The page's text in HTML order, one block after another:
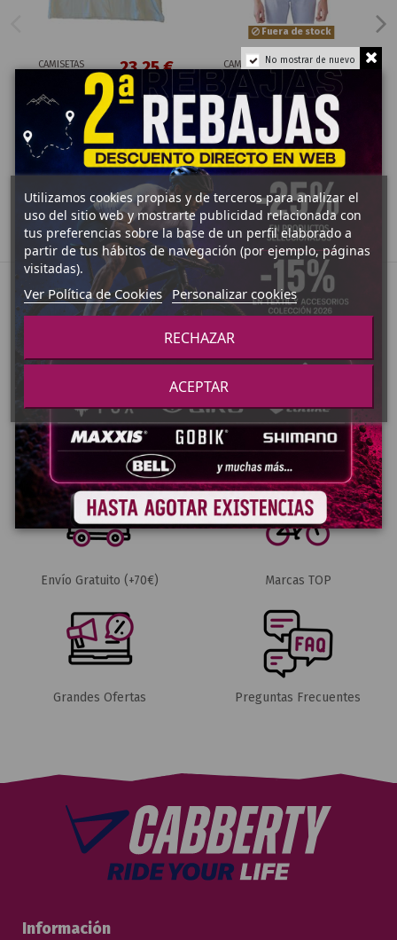
No mostrar de nuevo
CAMISETAS
CAMISETA
STELVELO
ALOHA
SOUL
HOMBRE
23,25 €
30,95 €
Añadir al carrito
Fuera de stock
CAMISETAS
CAMISETA
STELVELO
ECHELON
HOMBRE
30,95 €
Ver Producto
Pago Seguro Envíos 24-48h
Envío Gratuito (+70€) Marcas TOP
Grandes Ofertas Preguntas Frecuentes
Información
Utilizamos cookies propias y de terceros para analizar el
uso del sitio web y mostrarte publicidad relacionada con
tus preferencias sobre la base de un perfil elaborado a
partir de tus hábitos de navegación (por ejemplo, páginas
visitadas).
Ver Política de Cookies Personalizar cookies
RECHAZAR
ACEPTAR